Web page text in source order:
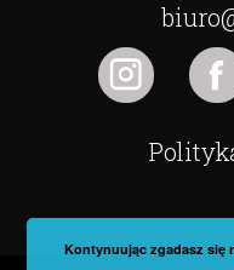
Kontynuując zgadasz się